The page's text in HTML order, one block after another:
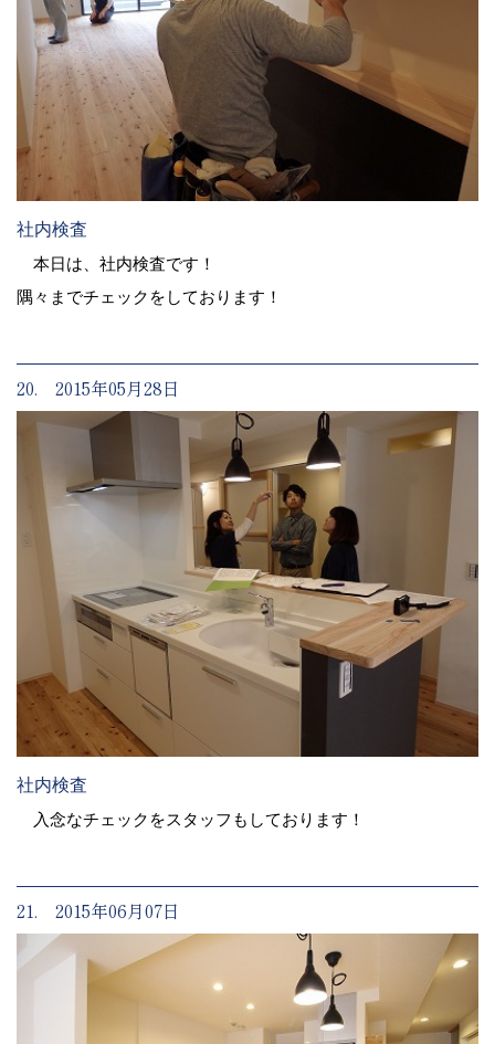
社内検査
本日は、社内検査です！
隅々までチェックをしております！
20. 2015年05月28日
社内検査
入念なチェックをスタッフもしております！
21. 2015年06月07日